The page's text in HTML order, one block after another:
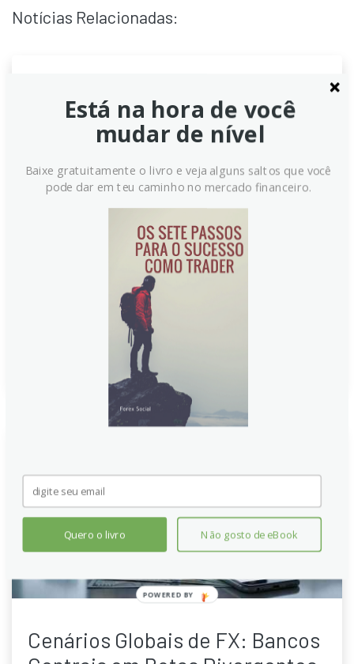
Notícias Relacionadas:
BoJ Ueda: Banco do Japão
busca inflação moderada,
crescimento salarial e melhoria
da economia
afirmou que o BOJ está buscando manter a inflação
estável, apoiada por salários, para sustentar um
crescimento sólido e amplo. Com consumo resiliente
e mercado de trabalho em melhoria, a inflação
subjacente avança rumo à meta de 2%, impulsionada
por salários elevados.
Cenários Globais de FX: Bancos
Está na hora de você
mudar de nível
Baixe gratuitamente o livro e veja alguns saltos que você
pode dar em teu caminho no mercado financeiro.
Quero o livro Não gosto de eBook
POWERED BY